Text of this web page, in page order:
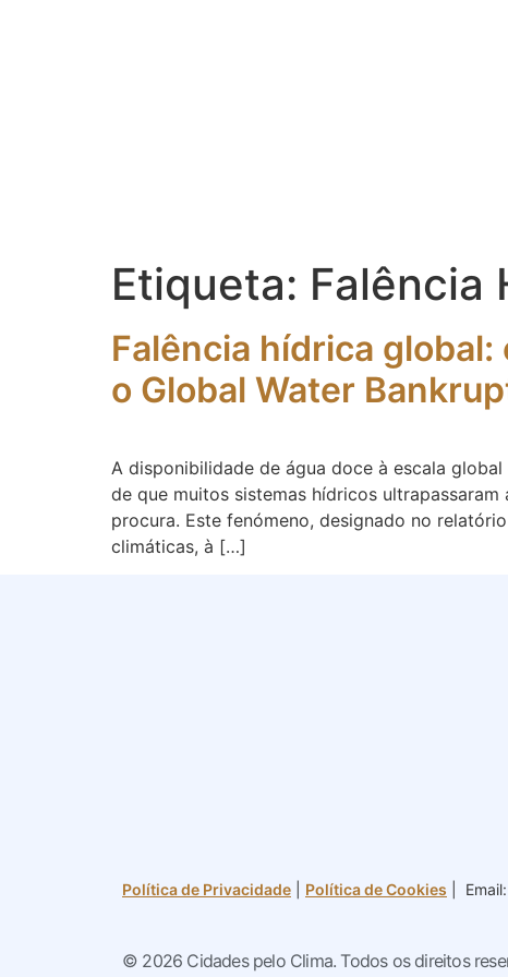
Etiqueta: Falência
Falência hídrica
o Global Water
A disponibilidade de água doce à escala
de que muitos sistemas hídricos
procura. Este fenómeno, designado no
climáticas, à […]
Política de Privacidade Política de Cookies | Email:
© 2026 Cidades pelo Clima. Todos os direitos